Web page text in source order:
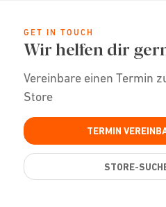
GET IN TOUCH
Wir helfen dir
Vereinbare einen Termin
Store
TERMIN
STORE-